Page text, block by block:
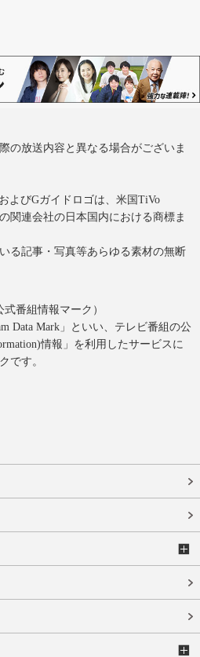
の放送内容と異なる場合がございま
よびGガイドロゴは、米国TiVo
関連会社の日本国内における商標ま
る記事・写真等あらゆる素材の無断
番組情報マーク）
Data Mark」といい、テレビ番組の公
情報」を利用したサービスに
です。